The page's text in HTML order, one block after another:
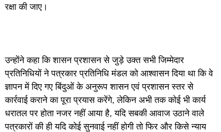
रक्षा की जाए।
उन्होंने कहा कि शासन प्रशासन से जुड़े उक्त सभी जिम्मेदार
प्रतिनिधियों ने पत्रकार प्रतिनिधि मंडल को आश्वासन दिया था कि वे
ज्ञापन में दिए गए बिंदुओं के अनुरूप शासन एवं प्रशासन स्तर से
कार्रवाई कराने का पूरा प्रयास करेंगे, लेकिन अभी तक कोई भी कार्य
धरातल पर होता नजर नहीं आया है, यदि सबकी आवाज उठाने वाले
पत्रकारों की ही यदि कोई सुनवाई नहीं होगी तो फिर और किसे न्याय